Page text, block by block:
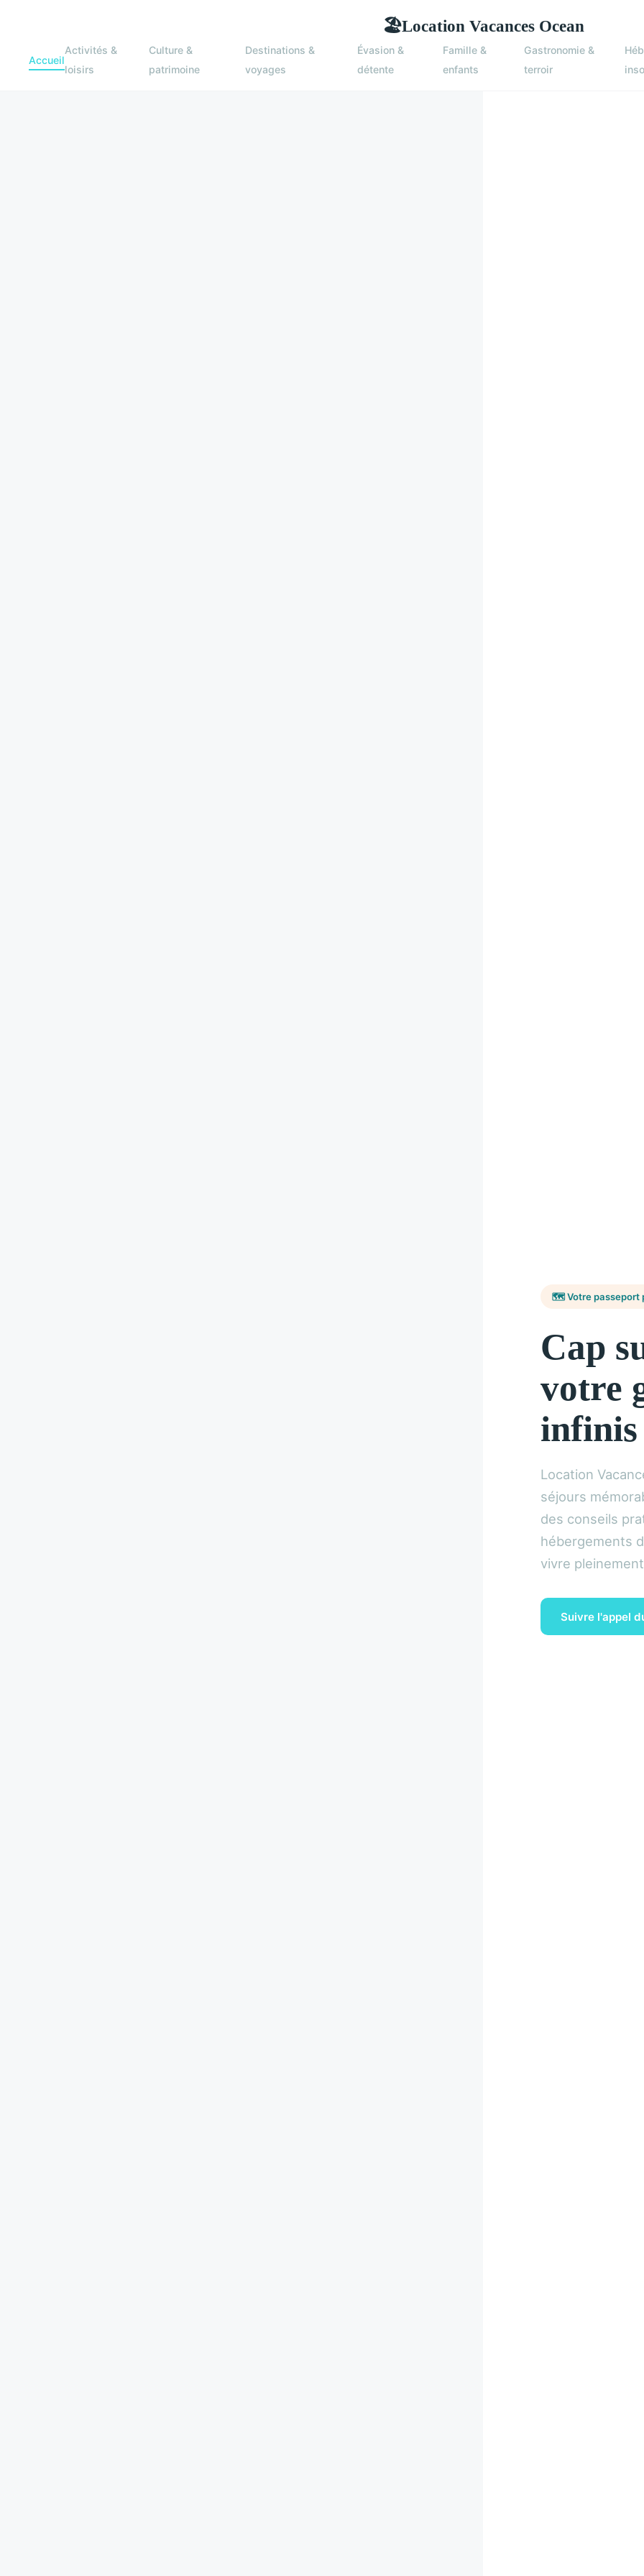
🏖Location Vacances Ocean
Accueil
Activités &
loisirs
Culture &
patrimoine
Destinations &
voyages
Évasion &
détente
Famille &
enfants
Gastronomie &
terroir
🗺️ Votre passeport
Cap
votre
infinis
Location
séjours
des conseils
hébergements
vivre
Suivre l'appel